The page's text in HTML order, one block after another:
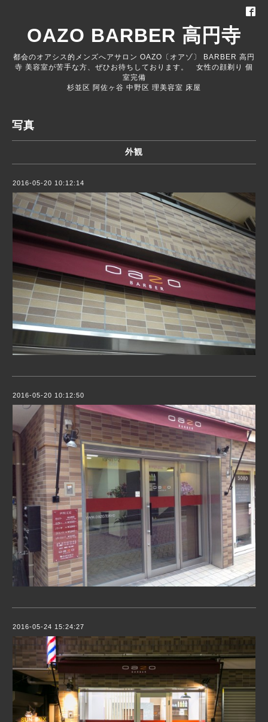
OAZO BARBER 高円寺
都会のオアシス的メンズへアサロン OAZO〔オアゾ〕 BARBER 高円
寺 美容室が苦手な方、ぜひお待ちしております。 女性の顔剃り 個
室完備
杉並区 阿佐ヶ谷 中野区 理美容室 床屋
写真
外観
2016-05-20 10:12:14
2016-05-20 10:12:50
2016-05-24 15:24:27